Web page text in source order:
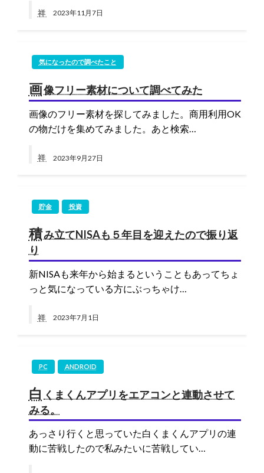
祥 2023年11月7日
気になったので調べたこと
画像フリー素材について調べてみた
画像のフリー素材を探してみました。商用利用OK
の物だけを集めてみました。あと検索…
祥 2023年9月27日
貯金 投資
積み立てNISAも５年目を迎えたので振り返
り
新NISAも来年から始まるということもあってちょ
っと気になっている方にぶっちゃけ…
祥 2023年7月1日
PC ANDROID
白 くまくんアプリをエアコンと連動させて
みる。
あっさり行くと思っていた白くまくんアプリの連
動に苦戦したので私みたいに苦戦してい…